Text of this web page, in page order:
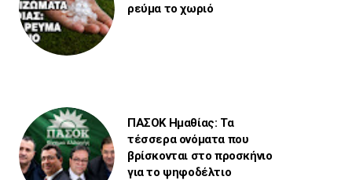
ρεύμα το χωριό
ΠΑΣΟΚ Ημαθίας: Τα
τέσσερα ονόματα που
βρίσκονται στο προσκήνιο
για το ψηφοδέλτιο